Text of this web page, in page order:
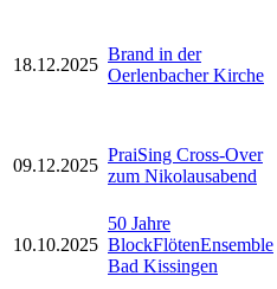
18.12.2025
Brand in der
Oerlenbacher Kirche
09.12.2025
PraiSing Cross-Over
zum Nikolausabend
10.10.2025
50 Jahre
BlockFlötenEnsemble
Bad Kissingen